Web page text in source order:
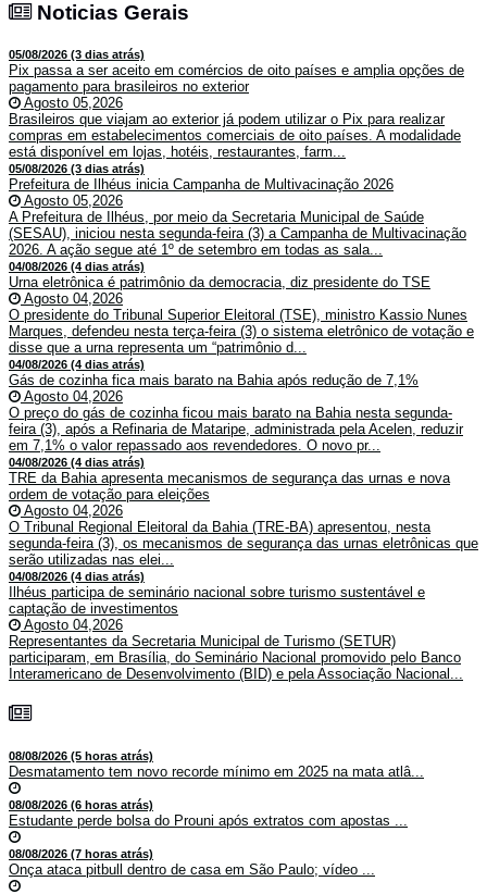
Noticias Gerais
05/08/2026 (3 dias atrás)
Pix passa a ser aceito em comércios de oito países e amplia opções de
pagamento para brasileiros no exterior
Agosto 05,2026
Brasileiros que viajam ao exterior já podem utilizar o Pix para realizar
compras em estabelecimentos comerciais de oito países. A modalidade
está disponível em lojas, hotéis, restaurantes, farm...
05/08/2026 (3 dias atrás)
Prefeitura de Ilhéus inicia Campanha de Multivacinação 2026
Agosto 05,2026
A Prefeitura de Ilhéus, por meio da Secretaria Municipal de Saúde
(SESAU), iniciou nesta segunda-feira (3) a Campanha de Multivacinação
2026. A ação segue até 1º de setembro em todas as sala...
04/08/2026 (4 dias atrás)
Urna eletrônica é patrimônio da democracia, diz presidente do TSE
Agosto 04,2026
O presidente do Tribunal Superior Eleitoral (TSE), ministro Kassio Nunes
Marques, defendeu nesta terça-feira (3) o sistema eletrônico de votação e
disse que a urna representa um “patrimônio d...
04/08/2026 (4 dias atrás)
Gás de cozinha fica mais barato na Bahia após redução de 7,1%
Agosto 04,2026
O preço do gás de cozinha ficou mais barato na Bahia nesta segunda-
feira (3), após a Refinaria de Mataripe, administrada pela Acelen, reduzir
em 7,1% o valor repassado aos revendedores. O novo pr...
04/08/2026 (4 dias atrás)
TRE da Bahia apresenta mecanismos de segurança das urnas e nova
ordem de votação para eleições
Agosto 04,2026
O Tribunal Regional Eleitoral da Bahia (TRE-BA) apresentou, nesta
segunda-feira (3), os mecanismos de segurança das urnas eletrônicas que
serão utilizadas nas elei...
04/08/2026 (4 dias atrás)
Ilhéus participa de seminário nacional sobre turismo sustentável e
captação de investimentos
Agosto 04,2026
Representantes da Secretaria Municipal de Turismo (SETUR)
participaram, em Brasília, do Seminário Nacional promovido pelo Banco
Interamericano de Desenvolvimento (BID) e pela Associação Nacional...
08/08/2026 (5 horas atrás)
Desmatamento tem novo recorde mínimo em 2025 na mata atlâ...
08/08/2026 (6 horas atrás)
Estudante perde bolsa do Prouni após extratos com apostas ...
08/08/2026 (7 horas atrás)
Onça ataca pitbull dentro de casa em São Paulo; vídeo ...